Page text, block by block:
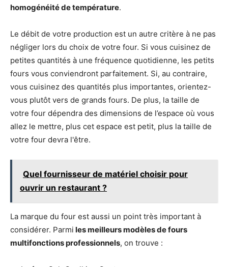
homogénéité de température.
Le débit de votre production est un autre critère à ne pas
négliger lors du choix de votre four. Si vous cuisinez de
petites quantités à une fréquence quotidienne, les petits
fours vous conviendront parfaitement. Si, au contraire,
vous cuisinez des quantités plus importantes, orientez-
vous plutôt vers de grands fours. De plus, la taille de
votre four dépendra des dimensions de l’espace où vous
allez le mettre, plus cet espace est petit, plus la taille de
votre four devra l'être.
Quel fournisseur de matériel choisir pour
ouvrir un restaurant ?
La marque du four est aussi un point très important à
considérer. Parmi les meilleurs modèles de fours
multifonctions professionnels, on trouve :